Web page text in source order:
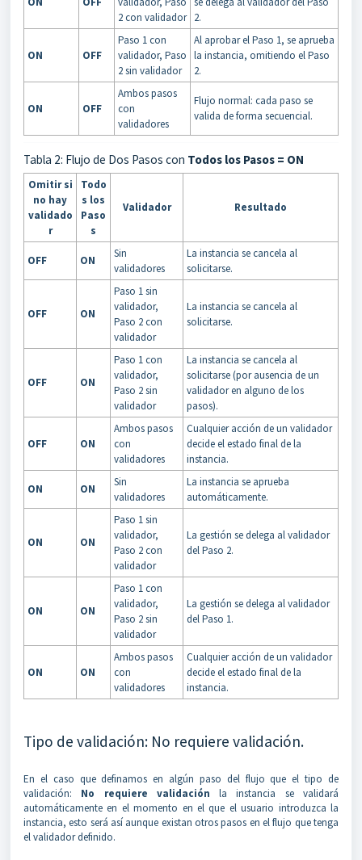
2 con validador 2.
ON OFF
Paso 1 con
validador, Paso
2 sin validador
Al aprobar el Paso 1, se aprueba
la instancia, omitiendo el Paso
2.
ON OFF
Ambos pasos
con
validadores
Flujo normal: cada paso se
valida de forma secuencial.
Tabla 2: Flujo de Dos Pasos con Todos los Pasos = ON
Omitir si
no hay
validado
r
Todo
s los
Paso
s
Validador Resultado
OFF ON
Sin
validadores
La instancia se cancela al
solicitarse.
OFF ON
Paso 1 sin
validador,
Paso 2 con
validador
La instancia se cancela al
solicitarse.
OFF ON
Paso 1 con
validador,
Paso 2 sin
validador
La instancia se cancela al
solicitarse (por ausencia de un
validador en alguno de los
pasos).
OFF ON
Ambos pasos
con
validadores
Cualquier acción de un validador
decide el estado final de la
instancia.
ON ON
Sin
validadores
La instancia se aprueba
automáticamente.
ON ON
Paso 1 sin
validador,
Paso 2 con
validador
La gestión se delega al validador
del Paso 2.
ON ON
Paso 1 con
validador,
Paso 2 sin
validador
La gestión se delega al validador
del Paso 1.
ON ON
Ambos pasos
con
validadores
Cualquier acción de un validador
decide el estado final de la
instancia.
Tipo de validación: No requiere validación.
En el caso que definamos en algún paso del flujo que el tipo de
validación: No requiere validaciónla instancia se validará
automáticamente en el momento en el que el usuario introduzca la
instancia, esto será así aunque existan otros pasos en el flujo que tenga
el validador definido.